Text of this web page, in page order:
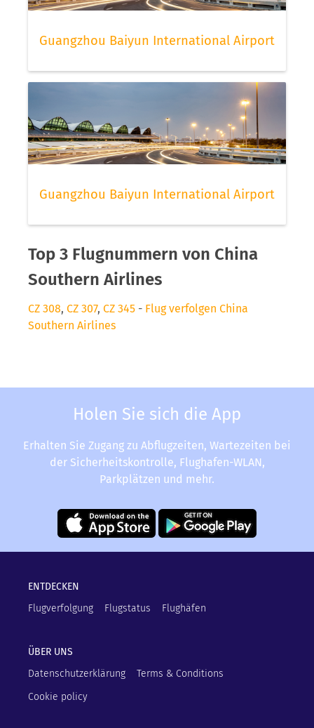
Guangzhou Baiyun International Airport
Guangzhou Baiyun International Airport
Top 3 Flugnummern von China
Southern Airlines
CZ 308, CZ 307, CZ 345 - Flug verfolgen China
Southern Airlines
Holen Sie sich die App
Erhalten Sie Zugang zu Abflugzeiten, Wartezeiten bei
der Sicherheitskontrolle, Flughafen-WLAN,
Parkplätzen und mehr.
ENTDECKEN
Flugverfolgung
Flugstatus Flughäfen
ÜBER UNS
Datenschutzerklärung
Terms & Conditions
Cookie policy